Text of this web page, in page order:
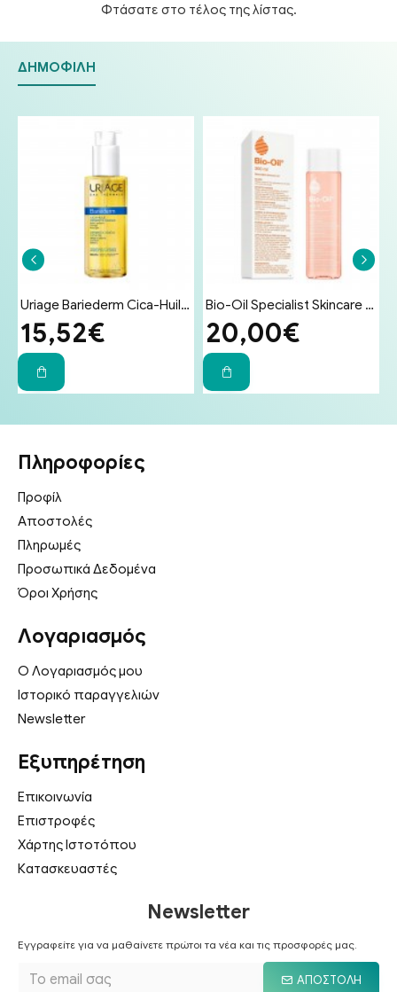
Φτάσατε στο τέλος της λίστας.
ΔΗΜΟΦΙΛΉ
Uriage Bariederm Cica-Huil (Cica-Oil) 100ml - Έλαιο Επανόρθωσης Προσώπου & Σώματος για Ραγάδες & Ουλές
15,52€
Bio-Oil Specialist Skincare Oil Λάδι Επανόρθωσης Ουλών & Ραγάδων 200ml
20,00€
Πληροφορίες
Προφίλ
Αποστολές
Πληρωμές
Προσωπικά Δεδομένα
Όροι Χρήσης
Λογαριασμός
Ο Λογαριασμός μου
Ιστορικό παραγγελιών
Newsletter
Εξυπηρέτηση
Επικοινωνία
Επιστροφές
Χάρτης Ιστοτόπου
Κατασκευαστές
Newsletter
Εγγραφείτε για να μαθαίνετε πρώτοι τα νέα και τις προσφορές μας.
ΑΠΟΣΤΟΛΉ